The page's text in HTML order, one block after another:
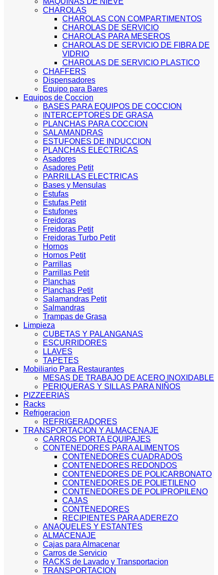
CHAROLAS
CHAROLAS CON COMPARTIMENTOS
CHAROLAS DE SERVICIO
CHAROLAS PARA MESEROS
CHAROLAS DE SERVICIO DE FIBRA DE
VIDRIO
CHAROLAS DE SERVICIO PLASTICO
CHAFFERS
Dispensadores
Equipo para Bares
Equipos de Coccion
BASES PARA EQUIPOS DE COCCION
INTERCEPTORES DE GRASA
PLANCHAS PARA COCCION
SALAMANDRAS
ESTUFONES DE INDUCCION
PLANCHAS ELECTRICAS
Asadores
Asadores Petit
PARRILLAS ELECTRICAS
Bases y Mensulas
Estufas
Estufas Petit
Estufones
Freidoras
Freidoras Petit
Freidoras Turbo Petit
Hornos
Hornos Petit
Parrillas
Parrillas Petit
Planchas
Planchas Petit
Salamandras Petit
Salmandras
Trampas de Grasa
Limpieza
CUBETAS Y PALANGANAS
ESCURRIDORES
LLAVES
TAPETES
Mobiliario Para Restaurantes
MESAS DE TRABAJO DE ACERO INOXIDABLE
PERIQUERAS Y SILLAS PARA NIÑOS
PIZZEERIAS
Racks
Refrigeracion
REFRIGERADORES
TRANSPORTACION Y ALMACENAJE
CARROS PORTA EQUIPAJES
CONTENEDORES PARA ALIMENTOS
CONTENEDORES CUADRADOS
CONTENEDORES REDONDOS
CONTENEDORES DE POLICARBONATO
CONTENEDORES DE POLIETILENO
CONTENEDORES DE POLIPROPILENO
CAJAS
CONTENEDORES
RECIPIENTES PARA ADEREZO
ANAQUELES Y ESTANTES
ALMACENAJE
Cajas para Almacenar
Carros de Servicio
RACKS de Lavado y Transportacion
TRANSPORTACION